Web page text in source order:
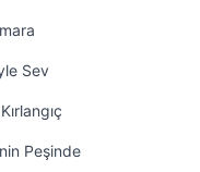
Sev
Peşinde